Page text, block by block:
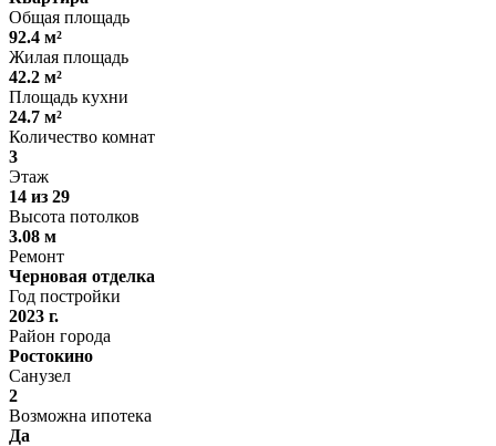
Общая площадь
92.4 м²
Жилая площадь
42.2 м²
Площадь кухни
24.7 м²
Количество комнат
3
Этаж
14 из 29
Высота потолков
3.08 м
Ремонт
Черновая отделка
Год постройки
2023 г.
Район города
Ростокино
Санузел
2
Возможна ипотека
Да